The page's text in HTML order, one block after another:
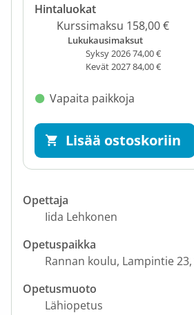
Hintaluokat
Kurssimaksu 158,00 €
Lukukausimaksut
Syksy 2026 74,00 €
Kevät 2027 84,00 €
Vapaita paikkoja
Lisää ostoskoriin
Opettaja
Iida Lehkonen
Opetuspaikka
Rannan koulu Lampintie 23
Opetusmuoto
Lähiopetus